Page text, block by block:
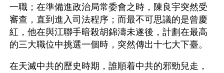
一職；在準備進政治局常委會之時，陳良宇突然受
審查，直到進入司法程序；而最不可思議的是曾慶
紅，他在與江聯手暗殺胡錦濤未遂後，計劃在最高
的三大職位中挑選一個時，突然傳出十七大下臺。
在天滅中共的歷史時期，誰順着中共的邪勁兒走，